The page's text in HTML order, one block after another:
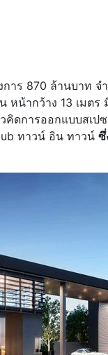
การ 870 ล้านบาท จ
หน้ากว้าง 13 เมต
คิดการออกแบบสเป
ทาวน์ อิน ทาวน์ ซึ่